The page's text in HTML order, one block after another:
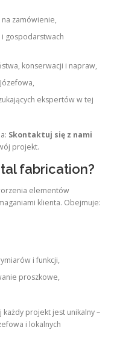
zamówienie,
i gospodarstwach
konserwacji i napraw,
ekspertów w tej
Skontaktuj się z nami
projekt.
fabrication?
elementów
klienta. Obejmuje:
i funkcji,
proszkowe,
projekt jest unikalny –
i lokalnych